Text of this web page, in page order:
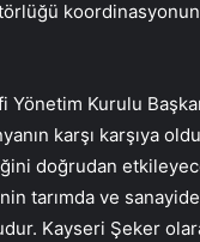
Kurulu
karşı karşıya
doğrudan
tarımda ve
Kayseri Şeker